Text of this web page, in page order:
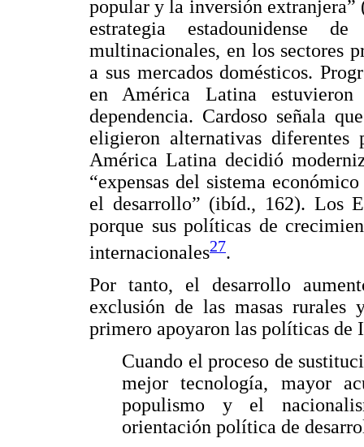
popular y la inversión
estrategia estadounidense
multinacionales, en los sectores
a sus mercados domésticos.
en América Latina estuvieron
dependencia. Cardoso señala
eligieron alternativas diferentes
América Latina decidió
“expensas del sistema
el desarrollo” (ibíd., 162). Los
porque sus políticas de
internacionales27.
Por tanto, el desarrollo
exclusión de las masas
primero apoyaron las políticas de
Cuando el proceso de
mejor tecnología, mayor
populismo y el
orientación política de